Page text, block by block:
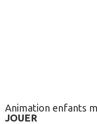
Animation enfants
JOUER